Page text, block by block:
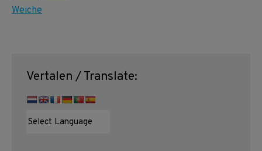
Vertalen / Translate: